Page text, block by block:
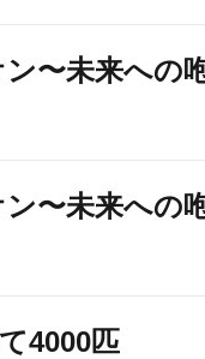
〜未来への
〜未来への
4000匹